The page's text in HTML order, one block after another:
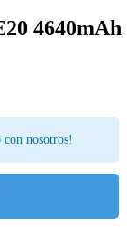
4640mAh
con nosotros!